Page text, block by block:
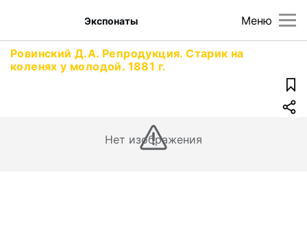
Меню
Экспонаты
Ровинский Д.А. Репродукция. Старик на
коленях у молодой. 1881 г.
Нет изображения